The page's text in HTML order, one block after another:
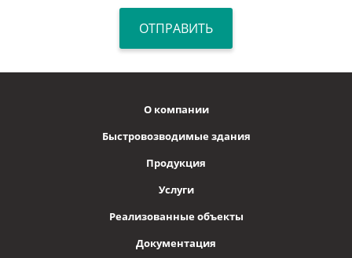
О компании
Быстровозводимые здания
Продукция
Услуги
Реализованные объекты
Документация